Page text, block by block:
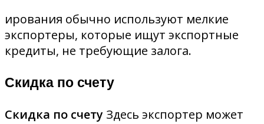
ирования обычно используют мелкие
экспортеры, которые ищут экспортные
кредиты, не требующие залога.
Скидка по счету
Скидка по счету Здесь экспортер может